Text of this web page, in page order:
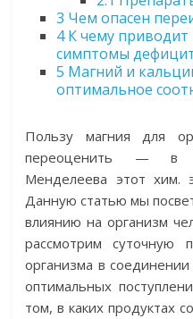
3 Чем опасен
4К чему приводит
симптомы
5 Магний и
оптимальное
Пользу магния для
переоценить — в
Менделеева этот хим.
Данную статью мы
влиянию на организм
рассмотрим суточную
организма в
оптимальных
том, в каких продуктах